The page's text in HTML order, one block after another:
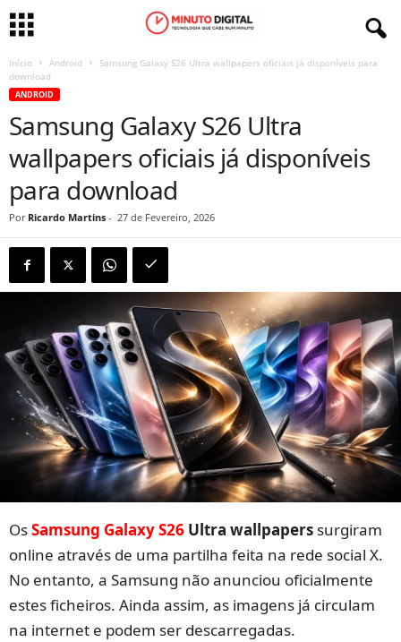
Início Android
Samsung Galaxy S26 Ultra wallpapers oficiais já disponíveis para
download
ANDROID
Samsung Galaxy S26 Ultra
wallpapers oficiais já disponíveis
para download
Por Ricardo Martins - 27 de Fevereiro, 2026
OsSamsung Galaxy S26 Ultra wallpapers surgiram
online através de uma partilha feita na rede social X.
No entanto, a Samsung não anunciou oficialmente
estes ficheiros. Ainda assim, as imagens já circulam
na internet e podem ser descarregadas.